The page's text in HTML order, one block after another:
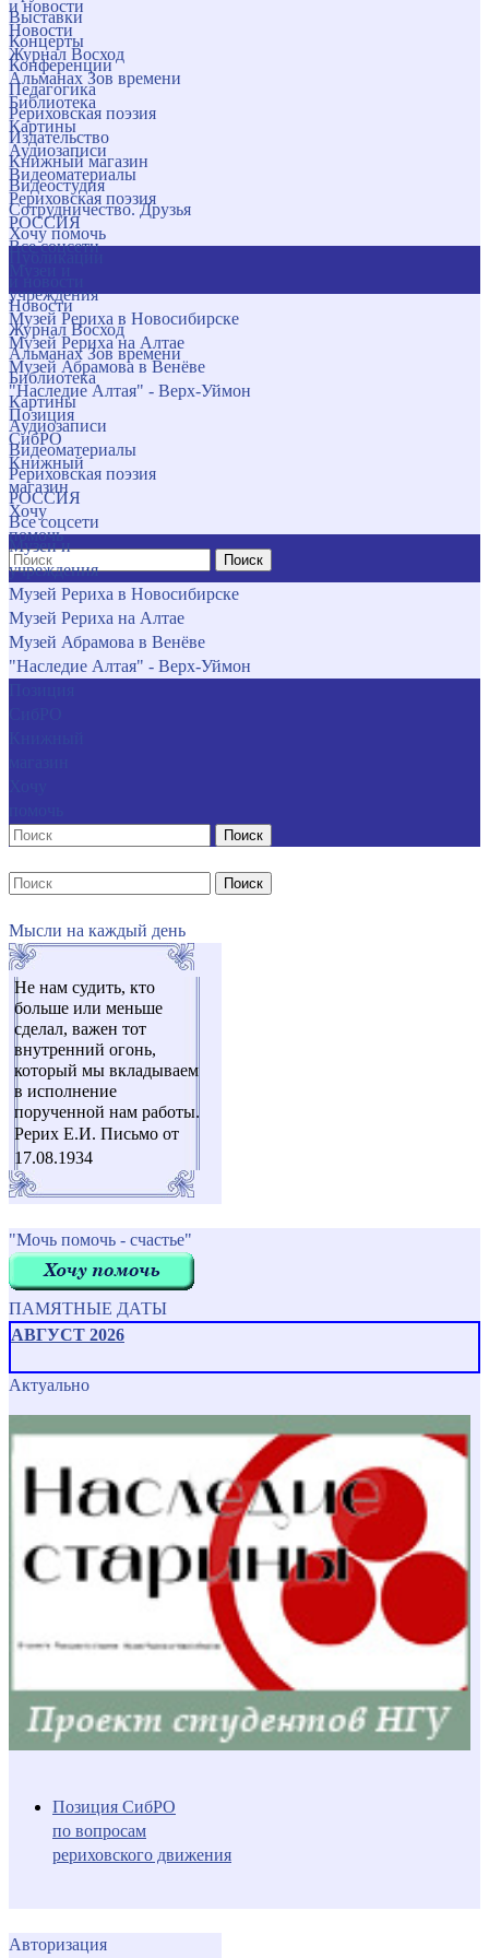
и новости
Новости
Журнал Восход
Альманах Зов времени
Библиотека
Картины
Аудиозаписи
Видеоматериалы
Рериховская поэзия
РОССИЯ
Все соцсети
учреждения
Музей Рериха в Новосибирске
Музей Рериха на Алтае
Музей Абрамова в Венёве
"Наследие Алтая" - Верх-Уймон
Позиция
СибРО
Книжный
магазин
Хочу
помочь
Поиск
Выставки
Концерты
Конференции
Педагогика
Рериховская поэзия
Издательство
Книжный магазин
Видеостудия
Сотрудничество. Друзья
Хочу помочь
Новости
Журнал Восход
Альманах Зов времени
Библиотека
Картины
Аудиозаписи
Видеоматериалы
Рериховская поэзия
РОССИЯ
Все соцсети
Музеи и
учреждения
Музей Рериха в Новосибирске
Музей Рериха на Алтае
Музей Абрамова в Венёве
"Наследие Алтая" - Верх-Уймон
Поиск
Поиск
Мысли на каждый день
Не нам судить, кто
больше или меньше
сделал, важен тот
внутренний огонь,
который мы вкладываем
в исполнение
порученной нам работы.
Рерих Е.И. Письмо от
17.08.1934
"Мочь помочь - счастье"
ПАМЯТНЫЕ ДАТЫ
АВГУСТ 2026
Актуально
Позиция СибРО
по вопросам
рериховского движения
Авторизация